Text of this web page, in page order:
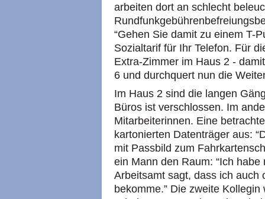
arbeiten dort an schlecht
“Gehen Sie damit zu einem T-
Sozialtarif für Ihr Telefon. Für
Extra-Zimmer im Haus 2 -
6 und durchquert nun die
Im Haus 2 sind die langen
Büros ist verschlossen. Im
Mitarbeiterinnen. Eine
kartonierten Datenträger aus:
mit Passbild zum
ein Mann den Raum: “Ich
Arbeitsamt sagt, dass ich auch
bekomme.” Die zweite